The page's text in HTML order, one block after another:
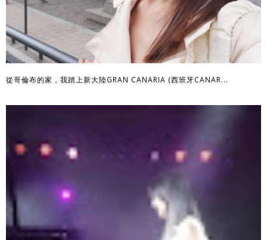
從哥倫布的家，我踏上新大陸GRAN CANARIA (西班牙CANAR...